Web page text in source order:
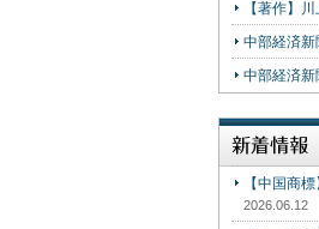
【著作】
中部経済
中部経済新
【中国商
2026.06.12